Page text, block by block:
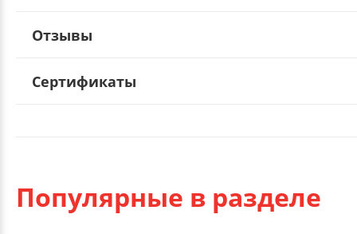
Отзывы
Сертификаты
Популярные в разделе